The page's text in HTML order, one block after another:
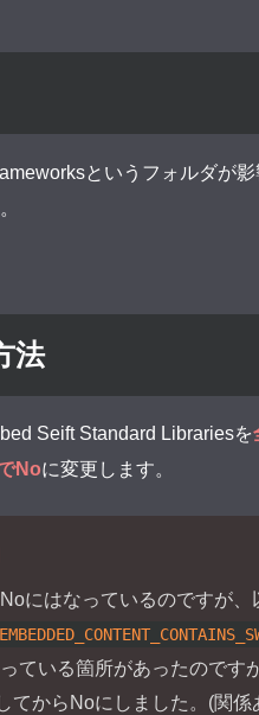
というフォルダが
法
Seift Standard Librariesを
Noに変更します。
にはなっているのですが、
ている箇所があったのです
てからNoにしました。(関係